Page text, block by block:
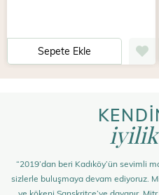
Sepete Ekle
“2019’dan beri Kadıköy’ün sevimli
sizlerle buluşmaya devam ediyoruz.
ve kökeni Sanskritçe’ye dayanır.